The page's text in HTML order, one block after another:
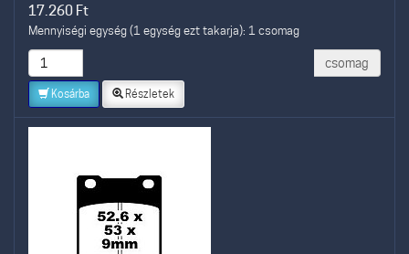
17.260 Ft
Mennyiségi egység (1 egység ezt takarja): 1 csomag
csomag
Kosárba Részletek